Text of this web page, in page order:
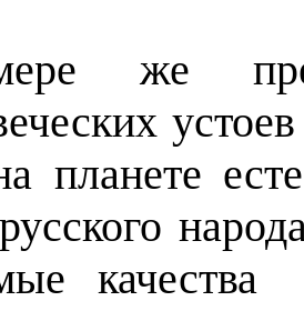
же
планете
качества